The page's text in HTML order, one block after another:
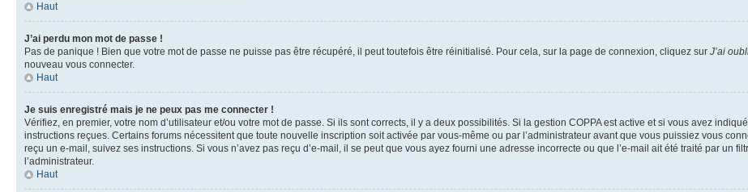
Haut
J’ai perdu mon mot de passe !
Pas de panique ! Bien que votre mot de passe ne puisse pas être récupéré, il peut toutefois être réinitialisé. Pour cela, sur la page de connexion, cliquez sur J’ai
nouveau vous connecter.
Haut
Je suis enregistré mais je ne peux pas me connecter !
Vérifiez, en premier, votre nom d’utilisateur et/ou votre mot de passe. Si ils sont corrects, il y a deux possibilités. Si la gestion COPPA est active et si vous avez
instructions reçues. Certains forums nécessitent que toute nouvelle inscription soit activée par vous-même ou par l’administrateur avant que vous puissiez vous
reçu un e-mail, suivez ses instructions. Si vous n’avez pas reçu d’e-mail, il se peut que vous ayez fourni une adresse incorrecte ou que l’e-mail ait été traité par un
l’administrateur.
Haut